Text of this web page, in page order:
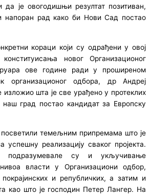
да је овогодишњи резултат позитиван,
напоран рад како би Нови Сад постао
кораци који су одрађени у овој
новог Организационог
ове године ради у проширеном
организационог одбора, др Андреј
изложио шта је све урађено у протеклих
град постао кандидат за Европску
темељним припремама што је
успешну реализацију сваког пројекта.
подразумевале су и укључивање
власти у Организациони одбор,
и републичких, а затим и
као што је господин Петер Лангер. На